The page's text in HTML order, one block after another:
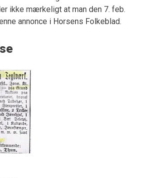
ikke mærkeligt at man den 7. feb.
annonce i Horsens Folkeblad.